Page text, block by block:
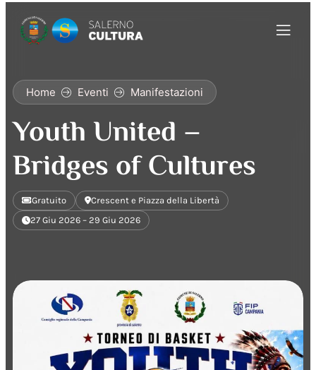
Home Eventi Manifestazioni
Youth United –
Bridges of Cultures
Gratuito
Crescent e Piazza della Libertà
27 Giu 2026 – 29 Giu 2026